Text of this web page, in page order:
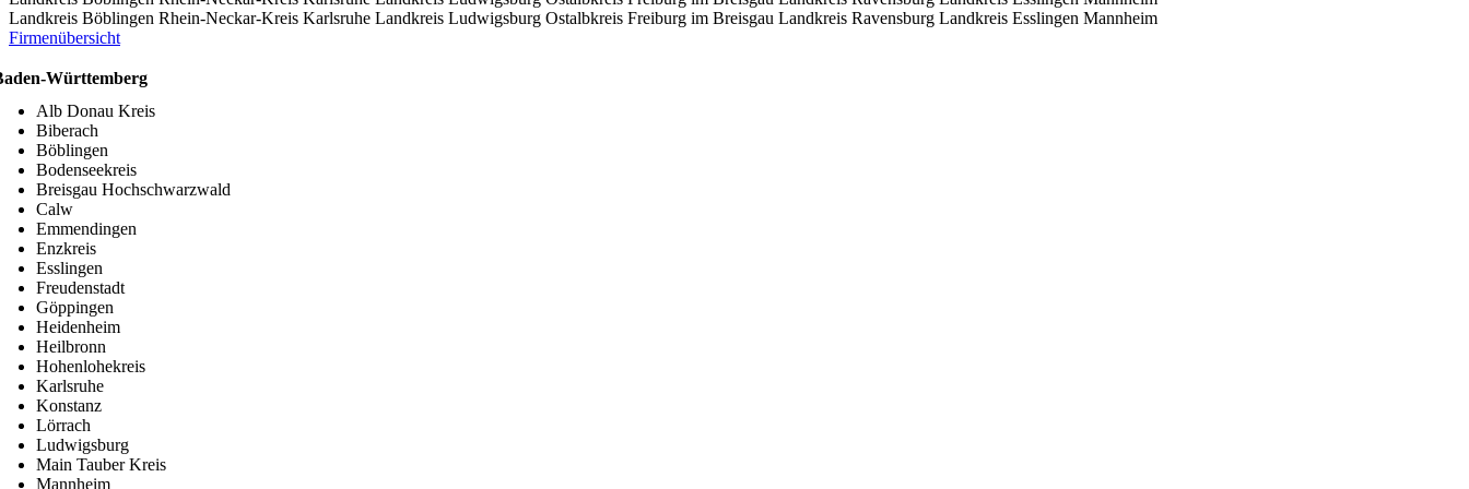
Landkreis Böblingen Rhein-Neckar-Kreis Karlsruhe Landkreis Ludwigsburg Ostalbkreis Freiburg im Breisgau Landkreis Ravensburg Landkreis Esslingen Mannheim
Firmenübersicht
Württemberg
Alb Donau Kreis
Biberach
Böblingen
Bodenseekreis
Breisgau Hochschwarzwald
Calw
Emmendingen
Enzkreis
Esslingen
Freudenstadt
Göppingen
Heidenheim
Heilbronn
Hohenlohekreis
Karlsruhe
Konstanz
Lörrach
Ludwigsburg
Main Tauber Kreis
Mannheim